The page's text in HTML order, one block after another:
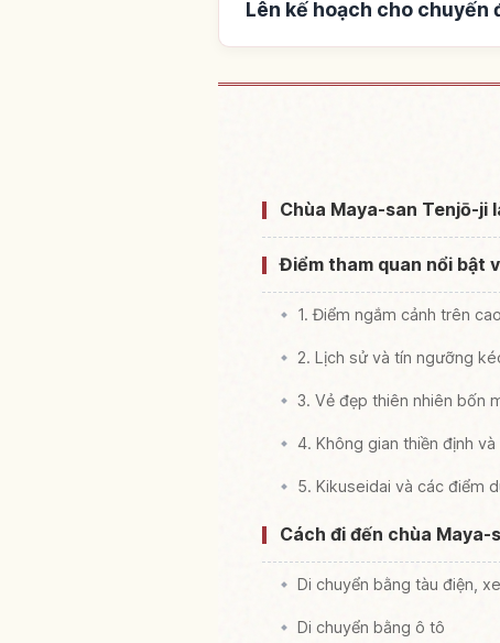
Lên kế hoạch cho chuyến
Chùa Maya-san Tenjō-ji
Điểm tham quan nổi bật
1. Điểm ngắm cảnh trên
2. Lịch sử và tín ngưỡng
3. Vẻ đẹp thiên nhiên bốn
4. Không gian thiền định và
5. Kikuseidai và các điểm
Cách đi đến chùa Maya-
Di chuyển bằng tàu điện,
Di chuyển bằng ô tô